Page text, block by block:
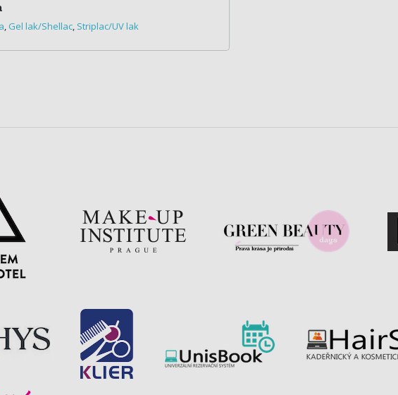
, Gel lak/Shellac, Striplac/UV lak